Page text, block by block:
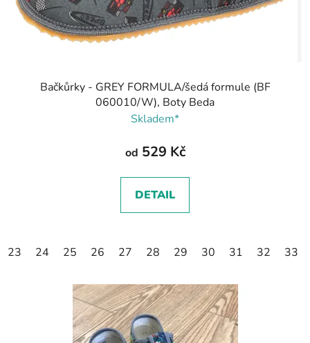
Bačkůrky - GREY FORMULA/šedá formule (BF
060010/W), Boty Beda
Skladem*
od 529 Kč
DETAIL
23 24 25 26 27 28 29 30 31 32 33